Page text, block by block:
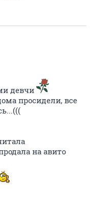
девчи
просидели, все
на авито